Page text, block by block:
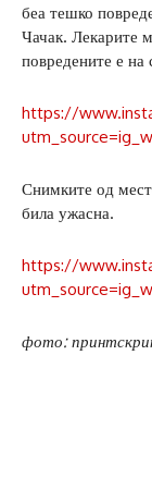
беа тешко
Чачак. Лекарите
повредените е на
https://
Снимките од
била ужасна.
https://
фото: